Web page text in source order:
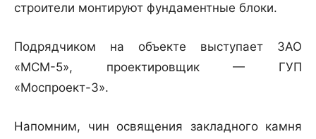
строители монтируют фундаментные блоки.
Подрядчиком на объекте выступает ЗАО
«МСМ-5», проектировщик — ГУП
«Моспроект-3».
Напомним, чин освящения закладного камня